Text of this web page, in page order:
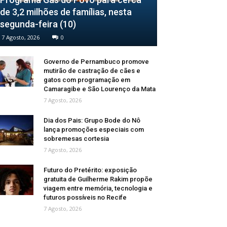
de 3,2 milhões de famílias, nesta
segunda-feira (10)
7 Agosto, 2026 0
Governo de Pernambuco promove
mutirão de castração de cães e
gatos com programação em
Camaragibe e São Lourenço da Mata
7 Agosto, 2026
Dia dos Pais: Grupo Bode do Nô
lança promoções especiais com
sobremesas cortesia
7 Agosto, 2026
Futuro do Pretérito: exposição
gratuita de Guilherme Rakim propõe
viagem entre memória, tecnologia e
futuros possíveis no Recife
7 Agosto, 2026